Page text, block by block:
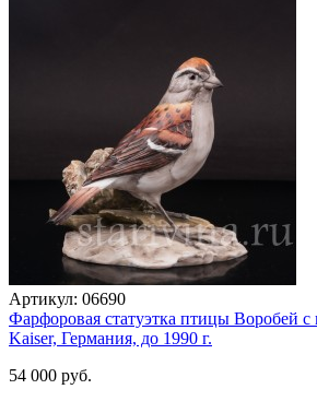
Артикул: 06690
Фарфоровая статуэтка птицы Воробей
Kaiser, Германия, до 1990 г.
54 000 руб.